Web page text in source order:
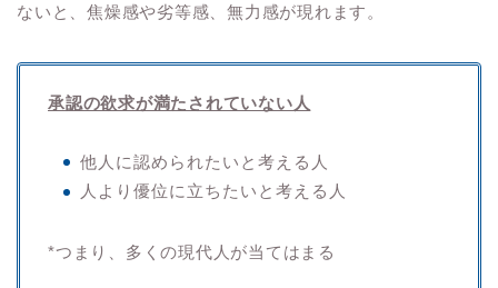
ないと、焦燥感や劣等感、無力感が現れます。
承認の欲求が満たされていない人
他人に認められたいと考える人
人より優位に立ちたいと考える人
*つまり、多くの現代人が当てはまる